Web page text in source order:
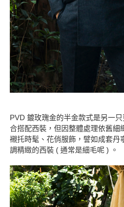
PVD 鍍玫瑰金的半金款式是另一
合搭配西裝，但因整體處理依舊細
襯托時髦、花俏服飾，譬如成套丹
調精緻的西裝 ( 通常是細毛呢 ) 。